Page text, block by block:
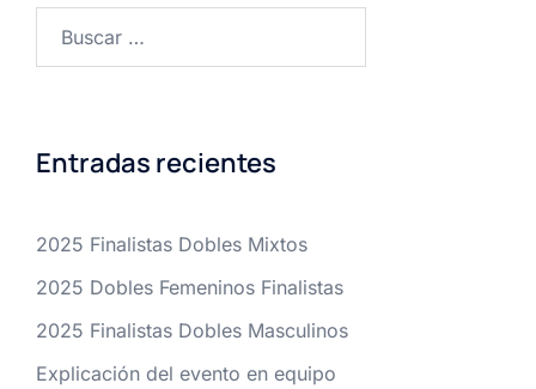
Entradas recientes
2025 Finalistas Dobles Mixtos
2025 Dobles Femeninos Finalistas
2025 Finalistas Dobles Masculinos
Explicación del evento en equipo